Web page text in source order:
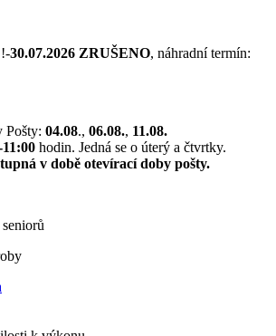
30.07.2026 ZRUŠENO, náhradní termín:
Pošty: 04.08., 06.08., 11.08.
hodin. Jedná se o úterý a čtvrtky.
v době otevírací doby pošty.